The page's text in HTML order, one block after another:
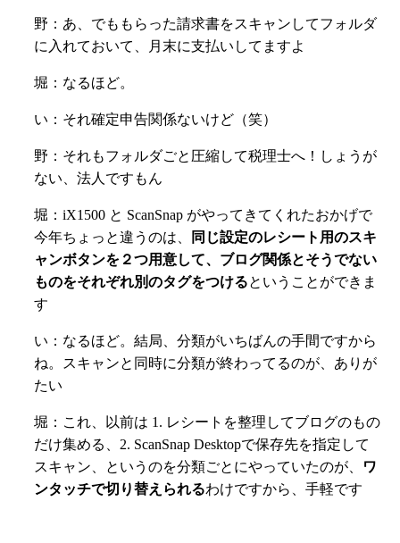
野：あ、でももらった請求書をスキャンしてフォルダ
に入れておいて、月末に支払いしてますよ
堀：なるほど。
い：それ確定申告関係ないけど（笑）
野：それもフォルダごと圧縮して税理士へ！しょうが
ない、法人ですもん
堀：iX1500 と ScanSnap がやってきてくれたおかげで
今年ちょっと違うのは、
同じ設定のレシート用のスキ
ャンボタンを２つ用意して、ブログ関係とそうでない
ものをそれぞれ別のタグをつけるということができま
す
い：なるほど。結局、分類がいちばんの手間ですから
ね。スキャンと同時に分類が終わってるのが、ありが
たい
堀：これ、以前は 1. レシートを整理してブログのもの
だけ集める、2. ScanSnap Desktopで保存先を指定して
スキャン、というのを分類ごとにやっていたのが、
ワ
ンタッチで切り替えられるわけですから、手軽です